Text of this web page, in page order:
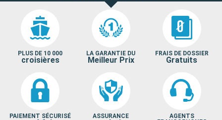
PLUS DE 10 000
croisières
LA GARANTIE DU
Meilleur Prix
FRAIS DE DOSSIER
Gratuits
PAIEMENT SÉCURISÉ ASSURANCE
AGENTS